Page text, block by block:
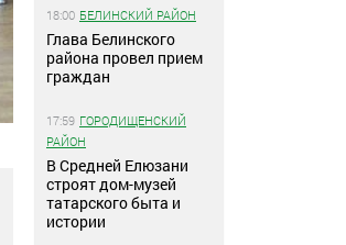
18:00 БЕЛИНСКИЙ РАЙОН
Глава Белинского
района провел прием
граждан
17:59 ГОРОДИЩЕНСКИЙ
РАЙОН
В Средней Елюзани
строят дом-музей
татарского быта и
истории